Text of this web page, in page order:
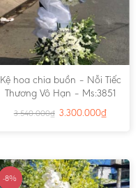
Kệ hoa chia buồn – Nỗi Tiếc
Thương Vô Hạn – Ms:3851
3.540.000₫ 3.300.000₫
-8%